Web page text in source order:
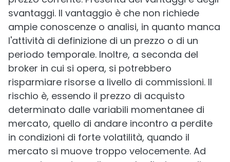
svantaggi. Il vantaggio è che non richiede
ampie conoscenze o analisi, in quanto manca
l'attività di definizione di un prezzo o di un
periodo temporale. Inoltre, a seconda del
broker in cui si opera, si potrebbero
risparmiare risorse a livello di commissioni. Il
rischio è, essendo il prezzo di acquisto
determinato dalle variabili momentanee di
mercato, quello di andare incontro a perdite
in condizioni di forte volatilità, quando il
mercato si muove troppo velocemente. Ad